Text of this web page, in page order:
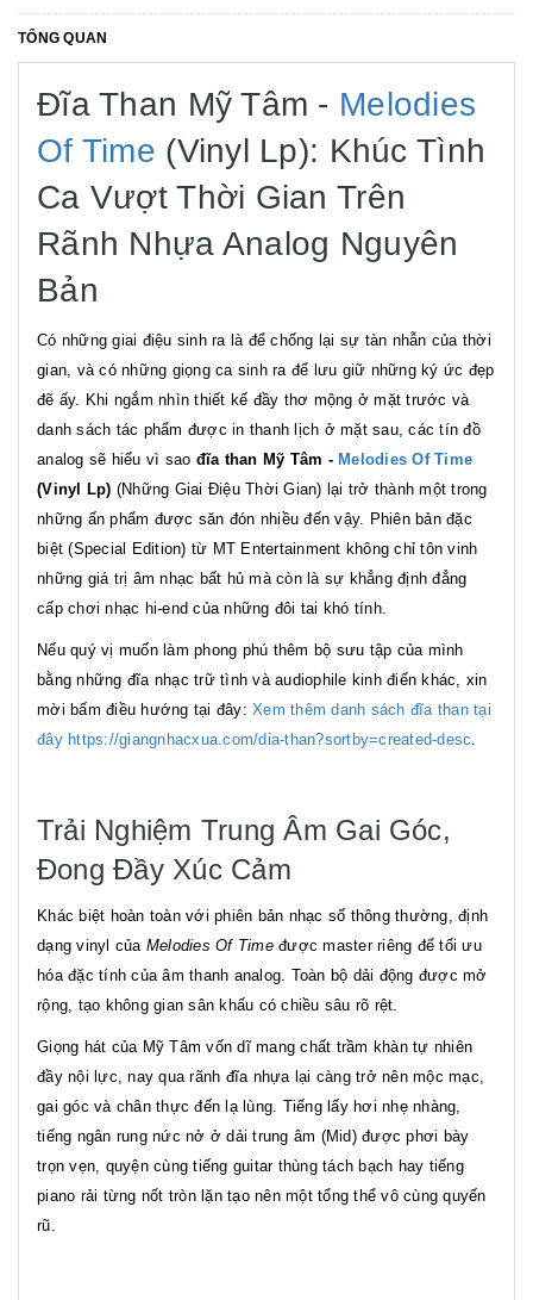
TỔNG QUAN
Đĩa Than Mỹ Tâm - Melodies
Of Time (Vinyl Lp): Khúc Tình
Ca Vượt Thời Gian Trên
Rãnh Nhựa Analog Nguyên
Bản
Có những giai điệu sinh ra là để chống lại sự tàn nhẫn của thời
gian, và có những giọng ca sinh ra để lưu giữ những ký ức đẹp
đẽ ấy. Khi ngắm nhìn thiết kế đầy thơ mộng ở mặt trước và
danh sách tác phẩm được in thanh lịch ở mặt sau, các tín đồ
analog sẽ hiểu vì sao đĩa than Mỹ Tâm - Melodies Of Time
(Vinyl Lp) (Những Giai Điệu Thời Gian) lại trở thành một trong
những ấn phẩm được săn đón nhiều đến vậy. Phiên bản đặc
biệt (Special Edition) từ MT Entertainment không chỉ tôn vinh
những giá trị âm nhạc bất hủ mà còn là sự khẳng định đẳng
cấp chơi nhạc hi-end của những đôi tai khó tính.
Nếu quý vị muốn làm phong phú thêm bộ sưu tập của mình
bằng những đĩa nhạc trữ tình và audiophile kinh điển khác, xin
mời bấm điều hướng tại đây: Xem thêm danh sách đĩa than tại
đây https://giangnhacxua.com/dia-than?sortby=created-desc
Trải Nghiệm Trung Âm Gai Góc,
Đong Đầy Xúc Cảm
Khác biệt hoàn toàn với phiên bản nhạc số thông thường, định
dạng vinyl của Melodies Of Timeđược master riêng để tối ưu
hóa đặc tính của âm thanh analog. Toàn bộ dải động được mở
rộng, tạo không gian sân khấu có chiều sâu rõ rệt.
Giọng hát của Mỹ Tâm vốn dĩ mang chất trầm khàn tự nhiên
đầy nội lực, nay qua rãnh đĩa nhựa lại càng trở nên mộc mạc,
gai góc và chân thực đến lạ lùng. Tiếng lấy hơi nhẹ nhàng,
tiếng ngân rung nức nở ở dải trung âm (Mid) được phơi bày
trọn vẹn, quyện cùng tiếng guitar thùng tách bạch hay tiếng
piano rải từng nốt tròn lặn tạo nên một tổng thể vô cùng quyến
rũ.